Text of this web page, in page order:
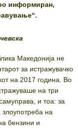
информиран,
Македонија не
за истражувачко
на 2017 година. Во
на три
и тоа: за
на
бензини и